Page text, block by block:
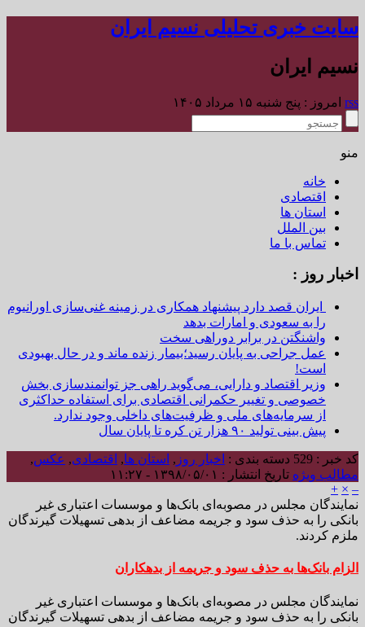
سایت خبری تحلیلی نسیم ایران
نسیم ایران
rss امروز : پنج شنبه ۱۵ مرداد ۱۴۰۵
منو
خانه
اقتصادی
استان ها
بین الملل
تماس با ما
اخبار روز :
ایران قصد دارد پیشنهاد همکاری در زمینه غنی‌سازی اورانیوم
را به سعودی و امارات بدهد
واشنگتن در برابر دوراهی سخت
عمل جراحی به پایان رسید؛بیمار زنده ماند و در حال بهبودی
است!
وزیر اقتصاد و دارایی، می‌گوید راهی جز توانمندسازی بخش
خصوصی و تغییر حکمرانی اقتصادی برای استفاده حداکثری
از سرمایه‌های ملی و ظرفیت‌های داخلی وجود ندارد.
پیش بینی تولید ۹۰ هزار تن کره تا پایان سال
کد خبر : 529 دسته بندی : اخبار روز , استان ها, اقتصادی, عکس,
مطالب ویژه تاریخ انتشار : ۱۳۹۸/۰۵/۰۱ - ۱۱:۲۷
–
×
+
نمایندگان مجلس در مصوبه‌ای بانک‌ها و موسسات اعتباری غیر
بانکی را به حذف سود و جریمه مضاعف از بدهی تسهیلات گیرندگان
ملزم کردند.
الزام بانک‌ها به حذف سود و جریمه از بدهکاران
نمایندگان مجلس در مصوبه‌ای بانک‌ها و موسسات اعتباری غیر
بانکی را به حذف سود و جریمه مضاعف از بدهی تسهیلات گیرندگان